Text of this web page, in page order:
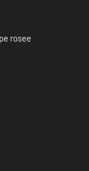
rosee